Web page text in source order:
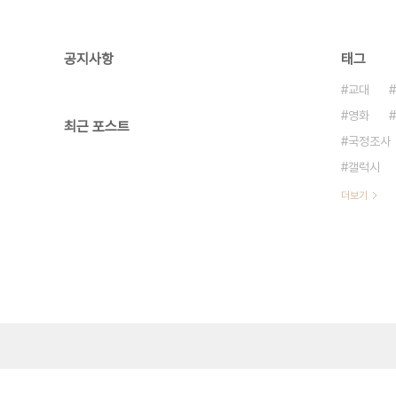
공지사항
최근 포스트
태그
교대
영화
국정조사
갤럭시
더보기